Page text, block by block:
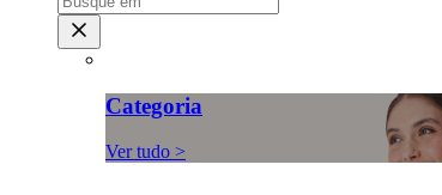
Categoria
Ver tudo >